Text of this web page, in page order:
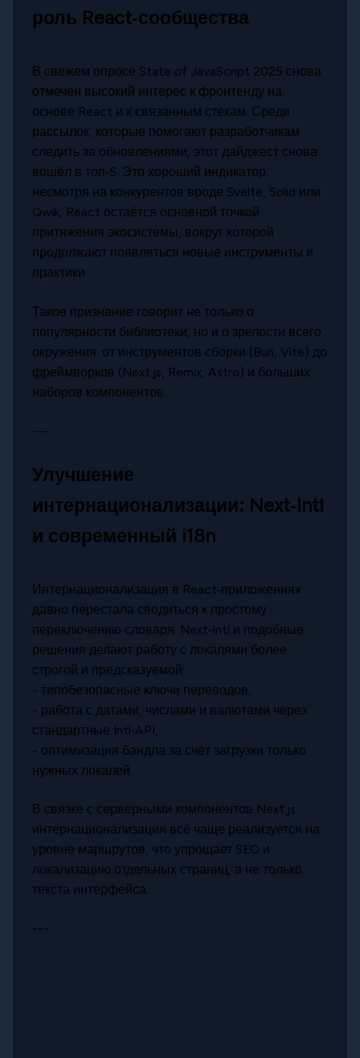
роль React‑сообщества
В свежем опросе State of JavaScript 2025 снова
отмечен высокий интерес к фронтенду на
основе React и к связанным стекам. Среди
рассылок, которые помогают разработчикам
следить за обновлениями, этот дайджест снова
вошёл в топ‑5. Это хороший индикатор:
несмотря на конкурентов вроде Svelte, Solid или
Qwik, React остаётся основной точкой
притяжения экосистемы, вокруг которой
продолжают появляться новые инструменты и
практики.
Такое признание говорит не только о
популярности библиотеки, но и о зрелости всего
окружения: от инструментов сборки (Bun, Vite) до
фреймворков (Next.js, Remix, Astro) и больших
наборов компонентов.
---
Улучшение
интернационализации: Next‑Intl
и современный i18n
Интернационализация в React‑приложениях
давно перестала сводиться к простому
переключению словаря. Next‑Intl и подобные
решения делают работу с локалями более
строгой и предсказуемой:
- типобезопасные ключи переводов,
- работа с датами, числами и валютами через
стандартные Intl‑API,
- оптимизация бандла за счёт загрузки только
нужных локалей.
В связке с серверными компонентов Next.js
интернационализация всё чаще реализуется на
уровне маршрутов, что упрощает SEO и
локализацию отдельных страниц, а не только
текста интерфейса.
---